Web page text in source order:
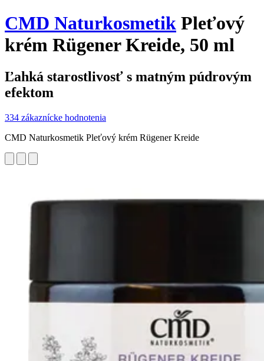
CMD Naturkosmetik Pleťový
krém Rügener Kreide, 50 ml
Ľahká starostlivosť s matným púdrovým
efektom
334 zákaznícke hodnotenia
CMD Naturkosmetik Pleťový krém Rügener Kreide